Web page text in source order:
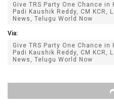
Give TRS Party One Chance in
Padi Kaushik Reddy, CM KCR,
News, Telugu World Now
Via:
Give TRS Party One Chance in
Padi Kaushik Reddy, CM KCR,
News, Telugu World Now